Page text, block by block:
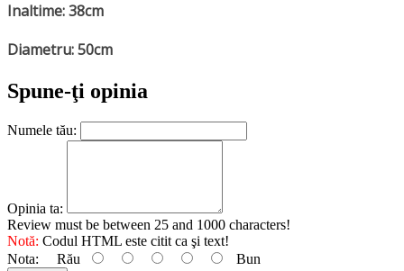
Inaltime: 38cm
Diametru: 50cm
Spune-ţi opinia
Numele tău:
Opinia ta:
Review must be between 25 and 1000 characters!
Notă: Codul HTML este citit ca şi text!
Nota:
Rău Bun